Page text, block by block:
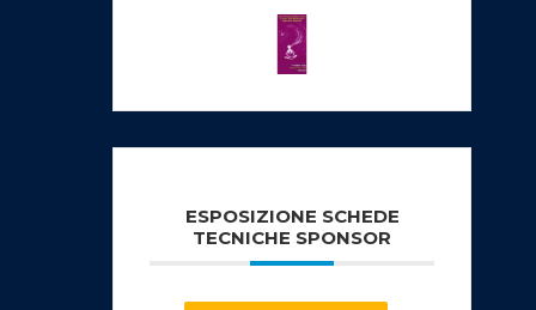
ESPOSIZIONE SCHEDE
TECNICHE SPONSOR